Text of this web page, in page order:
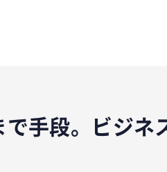
で手段。ビジネ